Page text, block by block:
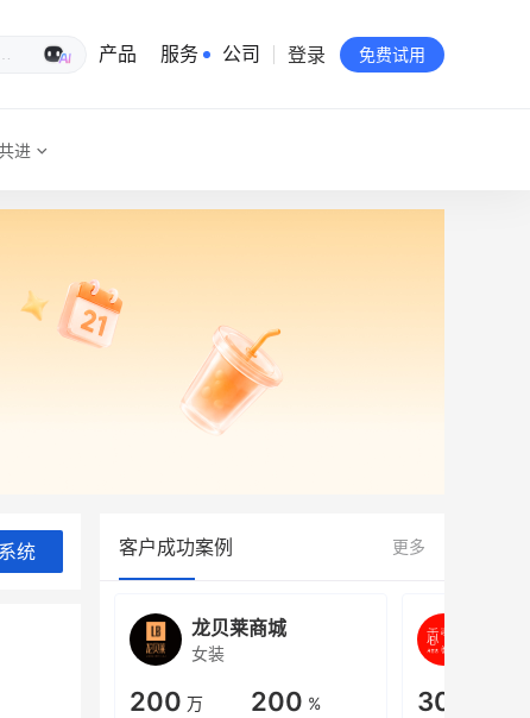
生意专家
产品 服务 公司
有赞公益
站点地图
登录 免费试用
进
统 客户成功案例 更多
龙贝莱商城
女装
200 万
200 %
30